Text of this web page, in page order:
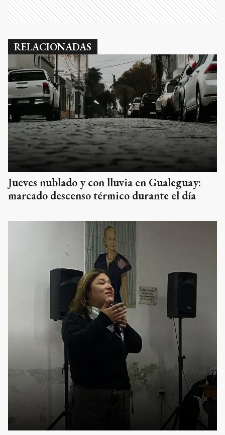
RELACIONADAS
Jueves nublado y con lluvia en Gualeguay:
marcado descenso térmico durante el día